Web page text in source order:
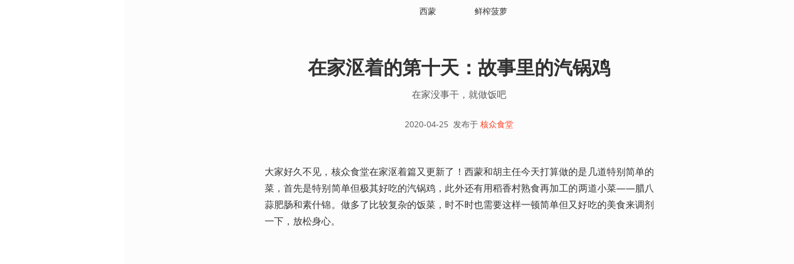
西蒙 鲜榨菠萝
在家沤着的第十天：故事里的汽锅鸡
在家没事干，就做饭吧
2020-04-25 发布于 核众食堂
大家好久不见，核众食堂在家沤着篇又更新了！西蒙和胡主任今天打算做的是几道特别简单的
菜，首先是特别简单但极其好吃的汽锅鸡，此外还有用稻香村熟食再加工的两道小菜——腊八
蒜肥肠和素什锦。做多了比较复杂的饭菜，时不时也需要这样一顿简单但又好吃的美食来调剂
一下，放松身心。